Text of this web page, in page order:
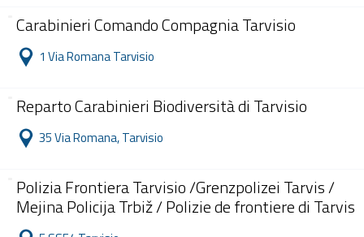
Carabinieri Comando Compagnia Tarvisio
1 Via Romana Tarvisio
Reparto Carabinieri Biodiversità di Tarvisio
35 Via Romana, Tarvisio
Polizia Frontiera Tarvisio /Grenzpolizei Tarvis /
Mejina Policija Trbiž / Polizie de frontiere di Tarvis